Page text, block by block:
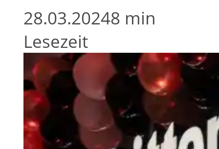
28.03.20248 min
Lesezeit